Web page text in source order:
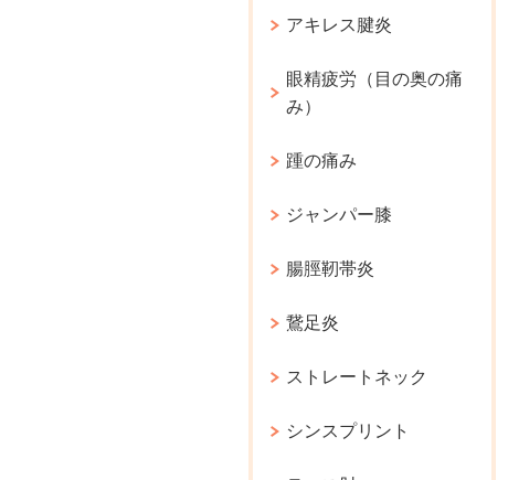
アキレス腱炎
眼精疲労（目の奥の痛
み）
踵の痛み
ジャンパー膝
腸脛靭帯炎
鵞足炎
ストレートネック
シンスプリント